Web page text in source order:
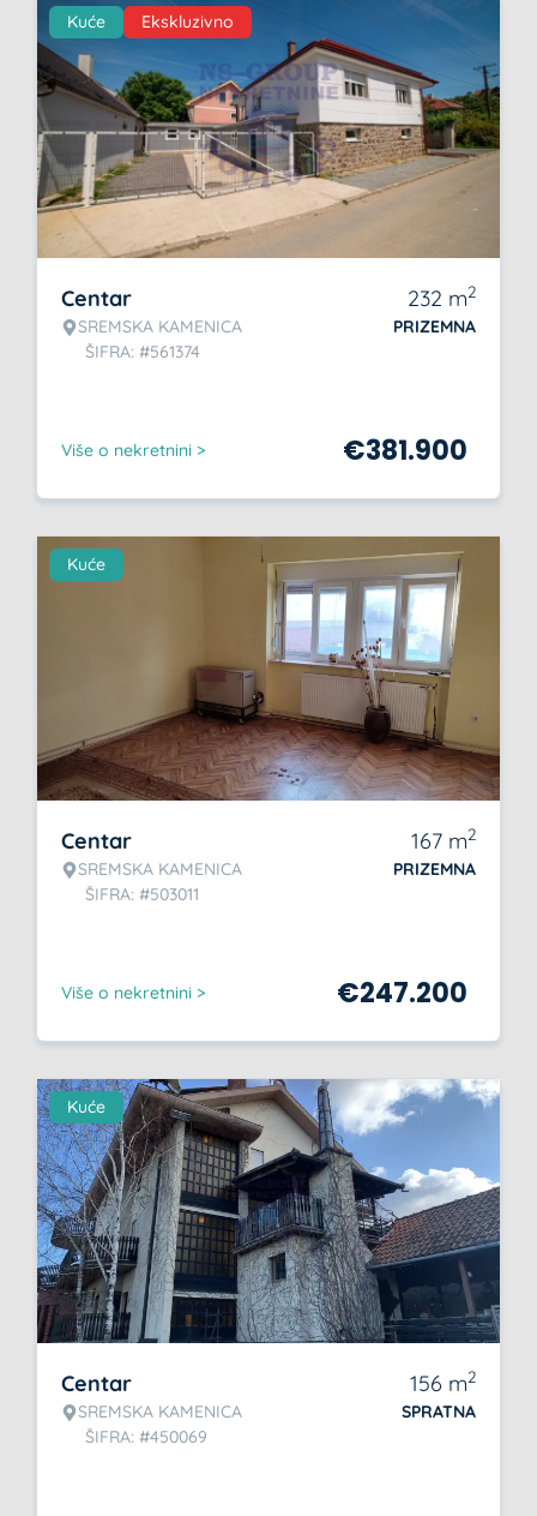
Kuće Ekskluzivno
Centar
SREMSKA KAMENICA
ŠIFRA: #561374
232 m2
PRIZEMNA
Više o nekretnini > €381.900
Kuće
Centar
SREMSKA KAMENICA
ŠIFRA: #503011
167 m2
PRIZEMNA
Više o nekretnini > €247.200
Kuće
Centar
SREMSKA KAMENICA
ŠIFRA: #450069
156 m2
SPRATNA